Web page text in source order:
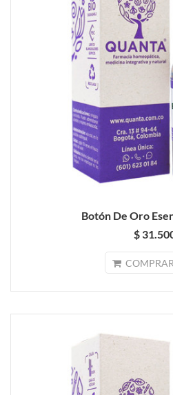
Botón De Oro
$
COMPRAR